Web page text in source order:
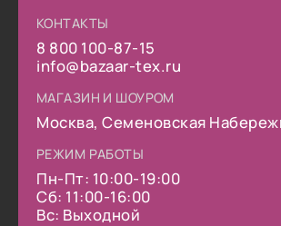
КОНТАКТЫ
8 800 100-87-15
info@bazaar-tex.ru
МАГАЗИН И ШОУРОМ
Москва, Семеновская
РЕЖИМ РАБОТЫ
Пн-Пт: 10:00-19:00
Сб: 11:00-16:00
Вс: Выходной